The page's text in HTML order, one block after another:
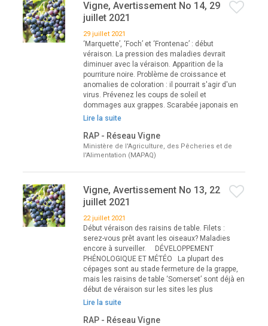
Vigne, Avertissement No 14, 29
juillet 2021
29 juillet 2021
‘Marquette’, ‘Foch’ et ‘Frontenac’ : début
véraison. La pression des maladies devrait
diminuer avec la véraison. Apparition de la
pourriture noire. Problème de croissance et
anomalies de coloration : il pourrait s'agir d'un
virus. Prévenez les coups de soleil et
dommages aux grappes. Scarabée japonais en
Lire la suite
RAP - Réseau Vigne
Ministère de l'Agriculture, des Pêcheries et de
l'Alimentation (MAPAQ)
Vigne, Avertissement No 13, 22
juillet 2021
22 juillet 2021
Début véraison des raisins de table. Filets :
serez-vous prêt avant les oiseaux? Maladies
encore à surveiller. DÉVELOPPEMENT
PHÉNOLOGIQUE ET MÉTÉO La plupart des
cépages sont au stade fermeture de la grappe,
mais les raisins de table ‘Somerset’ sont déjà en
début de véraison sur les sites les plus
Lire la suite
RAP - Réseau Vigne